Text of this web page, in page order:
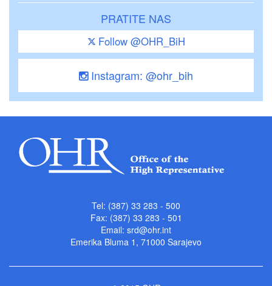
PRATITE NAS
Follow @OHR_BiH
Instagram: @ohr_bih
Tel: (387) 33 283 - 500
Fax: (387) 33 283 - 501
Email: srd@ohr.int
Emerika Bluma 1, 71000 Sarajevo